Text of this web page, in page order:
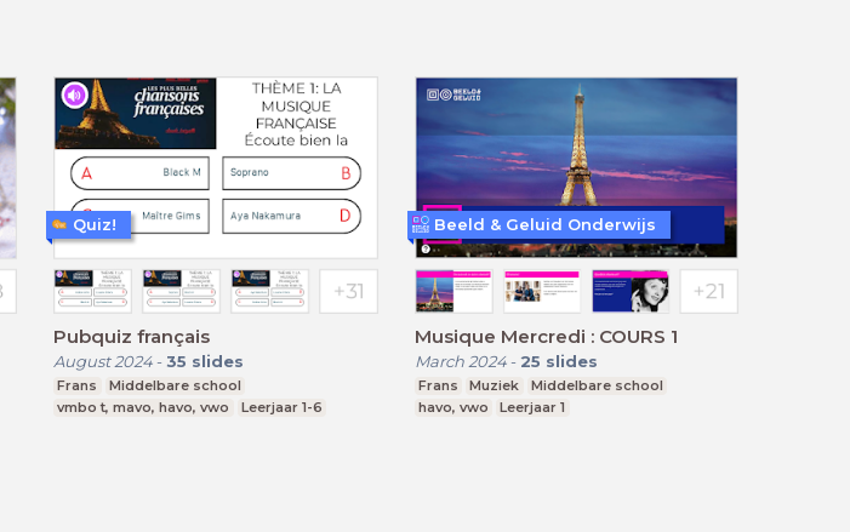
Pubquiz français
August 2024- 35 slides
Frans
Middelbare school
vmbo t, mavo, havo, vwo
Leerjaar 1-6
Quiz!
Musique Mercredi : COURS 1
March 2024- 25 slides
Frans Muziek
Middelbare school
havo, vwo
Leerjaar 1
Beeld & Geluid Onderwijs